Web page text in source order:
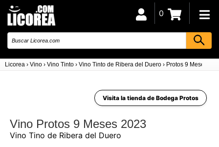
Licorea › Vino › Vino Tinto › Vino Tinto de Ribera del Duero › Protos 9 Meses
0
Visita la tienda de Bodega Protos
Vino Protos 9 Meses 2023
Vino Tino de Ribera del Duero